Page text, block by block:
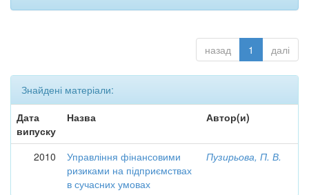
назад 1 далі
Знайдені матеріали:
Дата
випуску
Назва Автор(и)
2010
Управління фінансовими
ризиками на підприємствах
в сучасних умовах
Пузирьова, П. В.